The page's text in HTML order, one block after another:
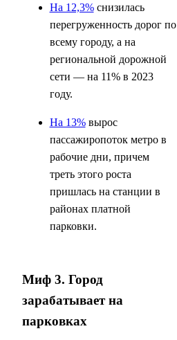
На 12,3%снизилась
перегруженность дорог по
всему городу, а на
региональной дорожной
сети — на 11% в 2023
году.
На 13%вырос
пассажиропоток метро в
рабочие дни, причем
треть этого роста
пришлась на станции в
районах платной
парковки.
Миф 3. Город
зарабатывает на
парковках